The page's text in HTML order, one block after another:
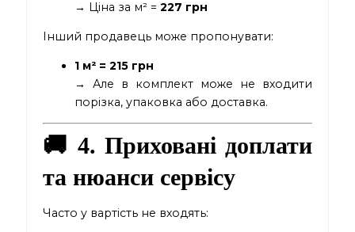
→ Ціна за м² =227 грн
Інший продавець може пропонувати:
1 м² = 215 грн
→ Але в комплект може не входити
порізка, упаковка або доставка.
🚚 4. Приховані доплати
та нюанси сервісу
Часто у вартість не входять: